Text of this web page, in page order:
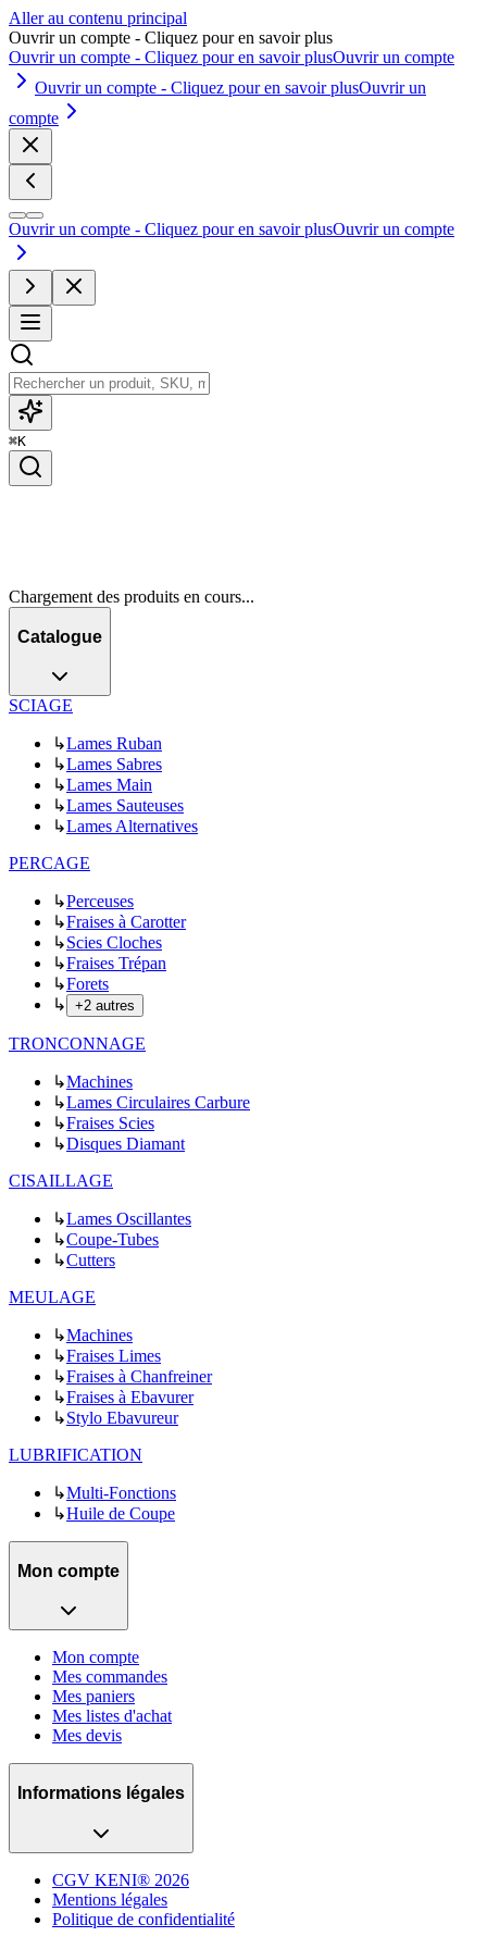
Aller au contenu principal
Ouvrir un compte - Cliquez pour en savoir plus
Ouvrir un compte - Cliquez pour en savoir plusOuvrir un compte
Ouvrir un compte - Cliquez pour en savoir plusOuvrir un
compte
Ouvrir un compte - Cliquez pour en savoir plusOuvrir un compte
⌘K
Chargement des produits en cours...
Catalogue
SCIAGE
↳Lames Ruban
↳Lames Sabres
↳Lames Main
↳Lames Sauteuses
↳Lames Alternatives
PERCAGE
↳Perceuses
↳Fraises à Carotter
↳Scies Cloches
↳Fraises Trépan
↳Forets
↳
+2 autres
TRONCONNAGE
↳Machines
↳Lames Circulaires Carbure
↳Fraises Scies
↳Disques Diamant
CISAILLAGE
↳Lames Oscillantes
↳Coupe-Tubes
↳Cutters
MEULAGE
↳Machines
↳Fraises Limes
↳Fraises à Chanfreiner
↳Fraises à Ebavurer
↳Stylo Ebavureur
LUBRIFICATION
↳Multi-Fonctions
↳Huile de Coupe
Mon compte
Mon compte
Mes commandes
Mes paniers
Mes listes d'achat
Mes devis
Informations légales
CGV KENI® 2026
Mentions légales
Politique de confidentialité